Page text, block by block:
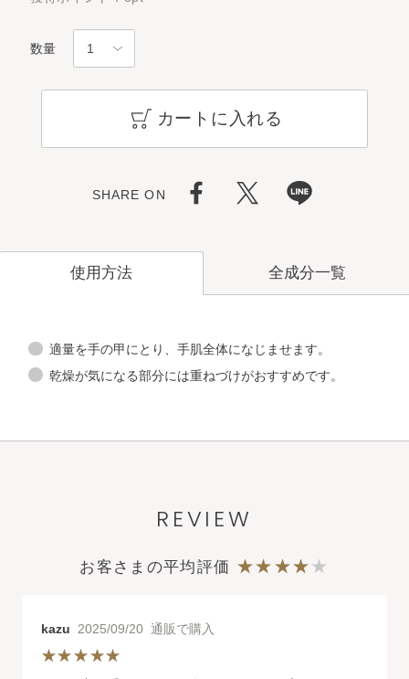
数量
カートに入れる
SHARE ON
使用方法
適量を手の甲にとり、手肌全体になじませます。
乾燥が気になる部分には重ねづけがおすすめです。
全成分一覧
REVIEW
お客さまの平均評価
kazu 2025/09/20 通販で購入